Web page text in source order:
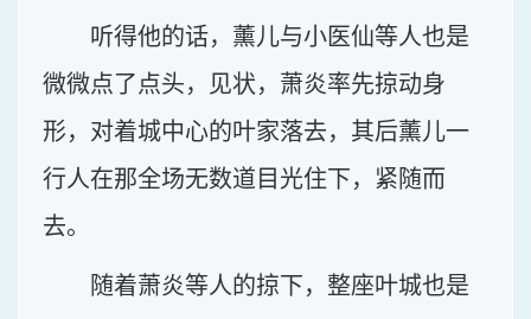
听得他的话，薰儿与小医仙等人也是
微微点了点头，见状，萧炎率先掠动身
形，对着城中心的叶家落去，其后薰儿一
行人在那全场无数道目光住下，紧随而
去。
随着萧炎等人的掠下，整座叶城也是